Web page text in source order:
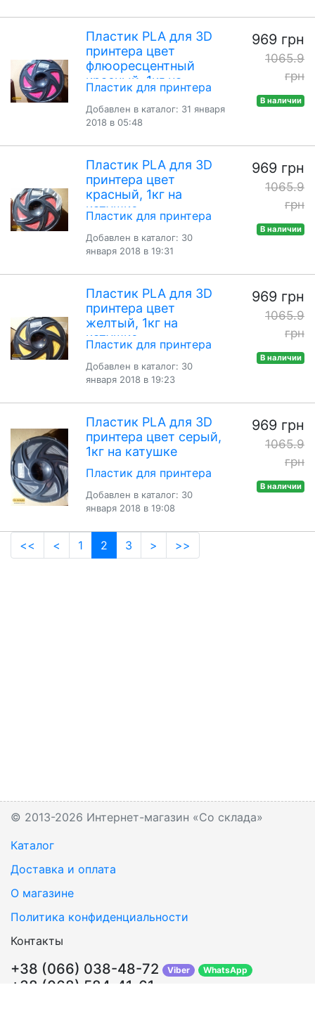
Пластик PLA для 3D
принтера цвет
флюоресцентный
красный, 1кг на
катушке
Пластик для принтера
Добавлен в каталог: 31 января
2018 в 05:48
969 грн
1065.9
грн
В наличии
Пластик PLA для 3D
принтера цвет
красный, 1кг на
катушке
Пластик для принтера
Добавлен в каталог: 30
января 2018 в 19:31
969 грн
1065.9
грн
В наличии
Пластик PLA для 3D
принтера цвет
желтый, 1кг на
катушке
Пластик для принтера
Добавлен в каталог: 30
января 2018 в 19:23
969 грн
1065.9
грн
В наличии
Пластик PLA для 3D
принтера цвет серый,
1кг на катушке
Пластик для принтера
Добавлен в каталог: 30
января 2018 в 19:08
969 грн
1065.9
грн
В наличии
<< < 1 2 (current)
3 > >>
© 2013-2026 Интернет-магазин «Со склада»
Каталог
Доставка и оплата
О магазине
Политика конфиденциальности
Контакты
+38 (066) 038-48-72 Viber WhatsApp
+38 (068) 584-41-61